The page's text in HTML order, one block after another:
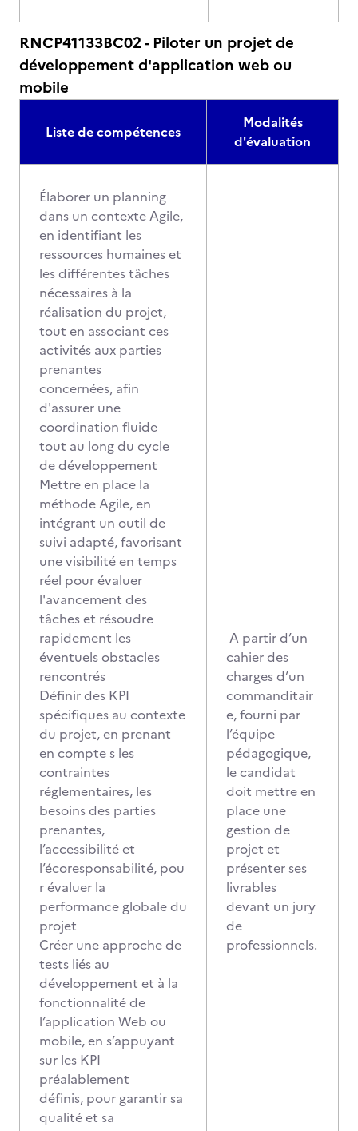
RNCP41133BC02 - Piloter un projet de
développement d'application web ou
mobile
Liste de compétences
Modalités
d'évaluation
Élaborer un planning
dans un contexte Agile,
en identifiant les
ressources humaines et
les différentes tâches
nécessaires à la
réalisation du projet,
tout en associant ces
activités aux parties
prenantes
concernées, afin
d'assurer une
coordination fluide
tout au long du cycle
de développement
Mettre en place la
méthode Agile, en
intégrant un outil de
suivi adapté, favorisant
une visibilité en temps
réel pour évaluer
l'avancement des
tâches et résoudre
rapidement les
éventuels obstacles
rencontrés
Définir des KPI
spécifiques au contexte
du projet, en prenant
en compte s les
contraintes
réglementaires, les
besoins des parties
prenantes,
l’accessibilité et
l’écoresponsabilité, pou
r évaluer la
performance globale du
projet
Créer une approche de
tests liés au
développement et à la
fonctionnalité de
l’application Web ou
mobile, en s’appuyant
sur les KPI
préalablement
définis, pour garantir sa
qualité et sa
A partir d’un
cahier des
charges d’un
commanditair
e, fourni par
l’équipe
pédagogique,
le candidat
doit mettre en
place une
gestion de
projet et
présenter ses
livrables
devant un jury
de
professionnels.